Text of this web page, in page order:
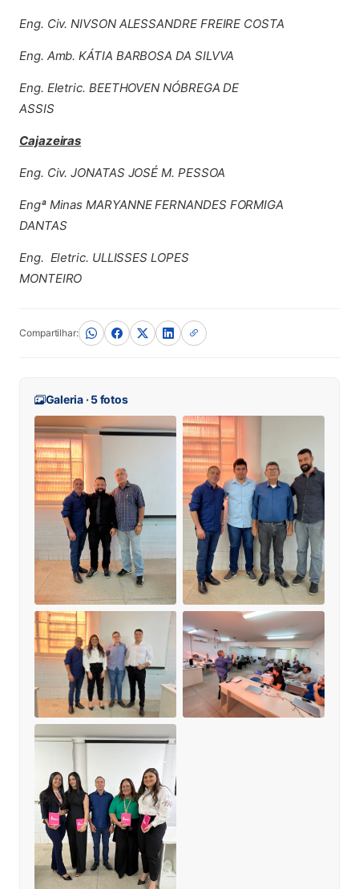
Eng. Civ. NIVSON ALESSANDRE FREIRE COSTA
Eng. Amb. KÁTIA BARBOSA DA SILVVA
Eng. Eletric. BEETHOVEN NÓBREGA DE
ASSIS
Cajazeiras
Eng. Civ. JONATAS JOSÉ M. PESSOA
Engª Minas MARYANNE FERNANDES FORMIGA
DANTAS
Eng. Eletric. ULLISSES LOPES
MONTEIRO
Compartilhar:
Galeria · 5 fotos